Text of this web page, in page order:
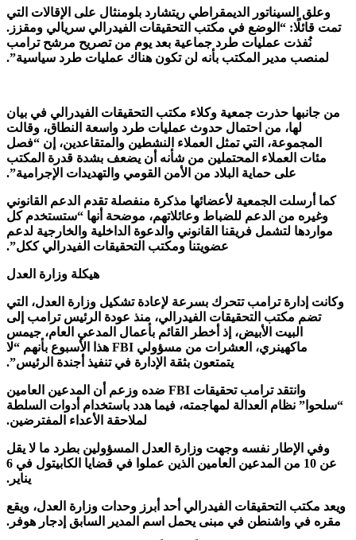
السيناتور الديمقراطي ريتشارد بلومنثال على الإقالات التي
“الوضع في مكتب التحقيقات الفيدرالي سريالي ومقزز.
نُفذت عمليات طرد جماعية بعد يوم من تصريح مرشح ترامب
مدير المكتب بأنه لن تكون هناك عمليات طرد سياسية”.
حذرت جمعية وكلاء مكتب التحقيقات الفيدرالي في بيان
لها، من احتمال حدوث عمليات طرد واسعة النطاق، وقالت
التي تمثل العملاء النشطين والمتقاعدين، إن “فصل
العملاء المحتملين من شأنه أن يضعف بشدة قدرة المكتب
على حماية البلاد من الأمن القومي والتهديدات الإجرامية”.
الجمعية لأعضائها مذكرة منفصلة تقدم الدعم القانوني
من الدعم للضباط وعائلاتهم، موضحة أنها “ستستخدم كل
لتشمل فريقنا القانوني والدعوة الداخلية والخارجية لدعم
عضويتنا ومكتب التحقيقات الفيدرالي ككل”.
هيكلة وزارة العدل
إدارة ترامب تتحرك بسرعة لإعادة تشكيل وزارة العدل، التي
مكتب التحقيقات الفيدرالي، منذ عودة الرئيس ترامب إلى
البيت الأبيض، إذ أخطر القائم بأعمال المدعي العام، جيمس
ماكهينري، العشرات من مسؤولي FBI هذا الأسبوع بأنهم “لا
يتمتعون بثقة الإدارة في تنفيذ أجندة الرئيس”.
وانتقد ترامب تحقيقات FBI ضده وزعم أن المدعين العامين
نظام العدالة لمهاجمته، فيما هدد باستخدام أدوات السلطة
لملاحقة الأعداء المفترضين.
الإطار نفسه وجهت وزارة العدل المسؤولين بطرد ما لا يقل
عن 10 من المدعين العامين الذين عملوا في قضايا الكابيتول في 6
التحقيقات الفيدرالي أحد أبرز وحدات وزارة العدل، ويقع
في واشنطن في مبنى يحمل اسم المدير السابق إدجار هوفر.